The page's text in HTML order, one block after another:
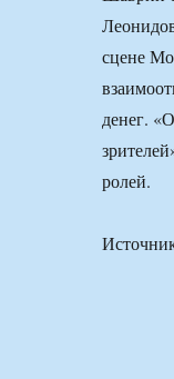
сцене
денег.
ролей.